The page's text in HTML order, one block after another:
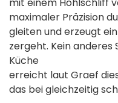
maximaler Präzision
gleiten und erzeugt
zergeht. Kein anderes
Küche
erreicht laut Graef
das bei gleichzeitig